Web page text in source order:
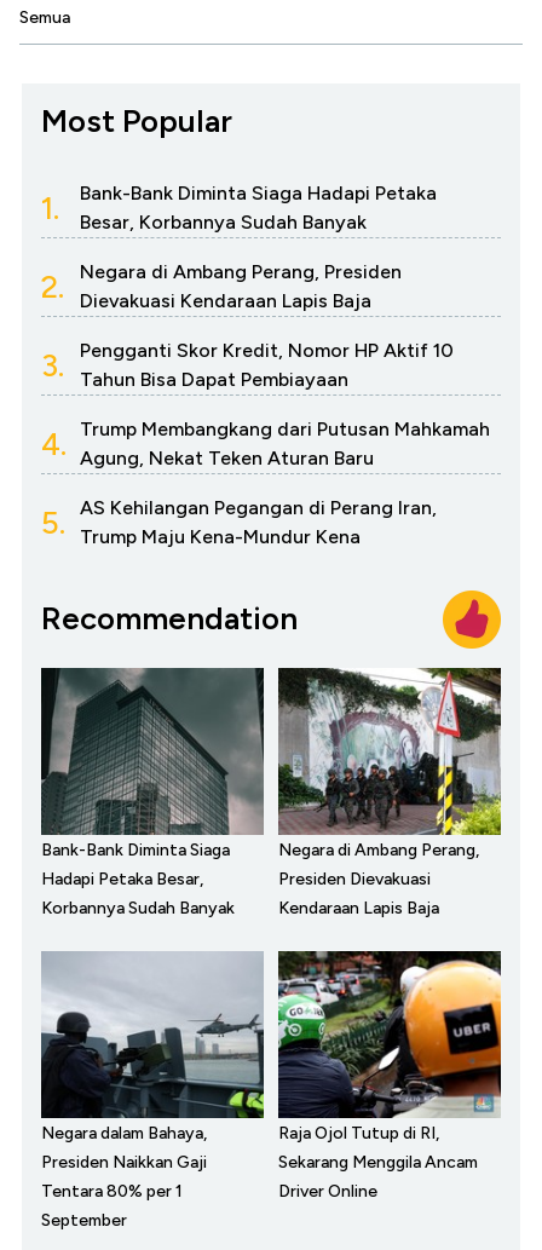
Semua
Most Popular
1.
Bank-Bank Diminta Siaga Hadapi Petaka
Besar, Korbannya Sudah Banyak
2.
Negara di Ambang Perang, Presiden
Dievakuasi Kendaraan Lapis Baja
3.
Pengganti Skor Kredit, Nomor HP Aktif 10
Tahun Bisa Dapat Pembiayaan
4.
Trump Membangkang dari Putusan Mahkamah
Agung, Nekat Teken Aturan Baru
5.
AS Kehilangan Pegangan di Perang Iran,
Trump Maju Kena-Mundur Kena
Recommendation
Bank-Bank Diminta Siaga
Hadapi Petaka Besar,
Korbannya Sudah Banyak
Negara di Ambang Perang,
Presiden Dievakuasi
Kendaraan Lapis Baja
Negara dalam Bahaya,
Presiden Naikkan Gaji
Tentara 80% per 1
September
Raja Ojol Tutup di RI,
Sekarang Menggila Ancam
Driver Online